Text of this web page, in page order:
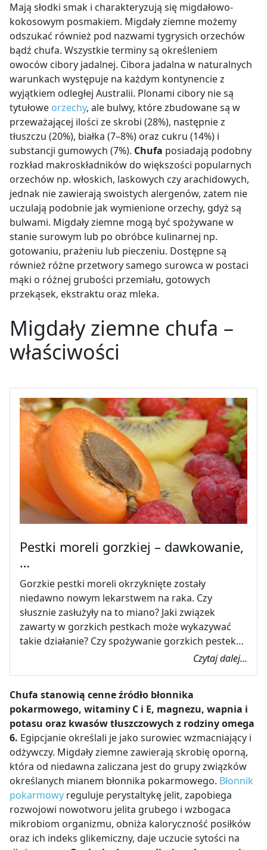
Mają słodki smak i charakteryzują się migdałowo-
kokosowym posmakiem. Migdały ziemne możemy
odszukać również pod nazwami tygrysich orzechów
bądź chufa. Wszystkie terminy są określeniem
owoców cibory jadalnej. Cibora jadalna w naturalnych
warunkach występuje na każdym kontynencie z
wyjątkiem odległej Australii. Plonami cibory nie są
tytułowe orzechy, ale bulwy, które zbudowane są w
przeważającej ilości ze skrobi (28%), następnie z
tłuszczu (20%), białka (7–8%) oraz cukru (14%) i
substancji gumowych (7%). Chufa posiadają podobny
rozkład makroskładników do większości popularnych
orzechów np. włoskich, laskowych czy arachidowych,
jednak nie zawierają swoistych alergenów, zatem nie
uczulają podobnie jak wymienione orzechy, gdyż są
bulwami. Migdały ziemne mogą być spożywane w
stanie surowym lub po obróbce kulinarnej np.
gotowaniu, prażeniu lub pieczeniu. Dostępne są
również różne przetwory samego surowca w postaci
mąki o różnej grubości przemiału, gotowych
przekąsek, ekstraktu oraz mleka.
Migdały ziemne chufa –
właściwości
Pestki moreli gorzkiej – dawkowanie,
…
Gorzkie pestki moreli okrzyknięte zostały
niedawno nowym lekarstwem na raka. Czy
słusznie zasłużyły na to miano? Jaki związek
zawarty w gorzkich pestkach może wykazywać
takie działanie? Czy spożywanie gorzkich pestek…
Czytaj dalej...
Chufa stanowią cenne źródło błonnika
pokarmowego, witaminy C i E, magnezu, wapnia i
potasu oraz kwasów tłuszczowych z rodziny omega
6. Egipcjanie określali je jako surowiec wzmacniający i
odżywczy. Migdały ziemnezawierają skrobię oporną,
która od niedawna zaliczana jest do grupy związków
określanych mianem błonnika pokarmowego. Błonnik
pokarmowy reguluje perystaltykę jelit, zapobiega
rozwojowi nowotworu jelita grubego i wzbogaca
mikrobiom organizmu, obniża kaloryczność posiłków
oraz ich indeks glikemiczny, daje uczucie sytości na